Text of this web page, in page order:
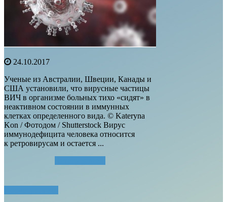
24.10.2017
Ученые из Австралии, Швеции, Канады и
США установили, что вирусные частицы
ВИЧ в организме больных тихо «сидят» в
неактивном состоянии в иммунных
клетках определенного вида. © Kateryna
Kon / Фотодом / Shutterstock Вирус
иммунодефицита человека относится
к ретровирусам и остается ...